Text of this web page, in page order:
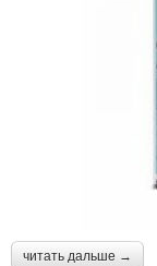
читать дальше →